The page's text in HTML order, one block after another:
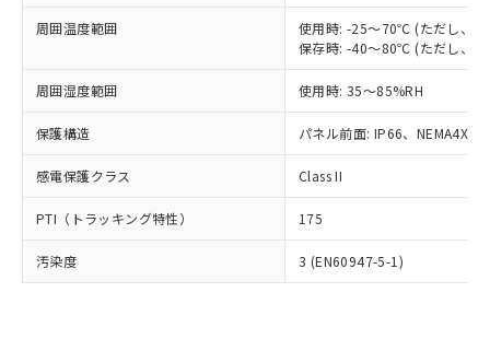
周囲温度範囲
使用時: -25～70℃ (ただし、氷
保存時: -40～80℃ (ただし、氷
周囲湿度範囲 使用時: 35～85%RH
保護構造 パネル前面: IP66、NEMA4X,
感電保護クラス Class II
PTI（トラッキング特性） 175
汚染度 3 (EN60947-5-1)
準価格とは異なる場合があることをご
正式な納期状況および標準価格はお客
様のお取引先、またはお客様担当のオ
ムロン制御機器販売店・当社販売員に
オムロン制御機器販売店や当社販売拠
点は「
販売ネットワーク
」をご確認
在庫状況および標準価格結果を当社の
事前の承諾なく第三者に漏洩または開
示しないようお願いします。
マイパーツ機能（部品リスト作成サー
(PBDE) 1000ppm以下、フタル酸ビス(2-エチルヘキシ
ル) (DEHP)(別名：DOP) 1000ppm以下、フタル酸ブチ
ルベンジル（BBP） 1000ppm以下、フタル酸ジブチル
（DBP） 1000ppm以下、フタル酸ジイソブチル
(DIBP) 1000ppm以下
但し、RoHS指令で産業用監視および制御機器に対する
適用除外項目は除く。
※2 対応予定月
部品在庫の切り替え状況などにより、予定
Cr(Ⅵ)(六価クロム) : 1000ppm、 PBBs(ポリ臭化ビフェ
ニル類) : 1000ppm、 PBDEs(ポリ臭化ジフェニルエーテ
DBP(フタル酸ジブチル) : 1000ppm、 DIBP(フタル酸ジ
イソブチル) : 1000ppm、 BBP(フタル酸ブチルベンジ
ル) : 1000ppm、
DEHP(フタル酸ビス(2-エチルヘキシル)) : 1000ppm
※2 環境保護使用期限
「ｅ」：有害物質（10物質）のすべてが基
「10」：通常の使用状況下において有害物
当社は規制貨物を破棄する場合は、完
全に破砕するなど、違法に輸出されな
いよう必要な手段を講じます。
当社は貴社製品を、核兵器、ミサイ
ル、化学兵器、生物兵器またはその他
武器並びにこれらの製造装置等に一切
使用いたしません。
当社は、貴社製品を第三者に販売する
場合は、上記1、2および3の内容を当
該第三者に通知します。また当社は、
販売先および販売に係わる関係者が違
○ 一定数以上の在庫あり
△ 一定数には満たないが在庫あり
在庫なし(最新の在庫状況につ
たはお客様担当のオムロン制御
機器販売店・当社販売員にご確
空
受注生産機種、また在庫状況の